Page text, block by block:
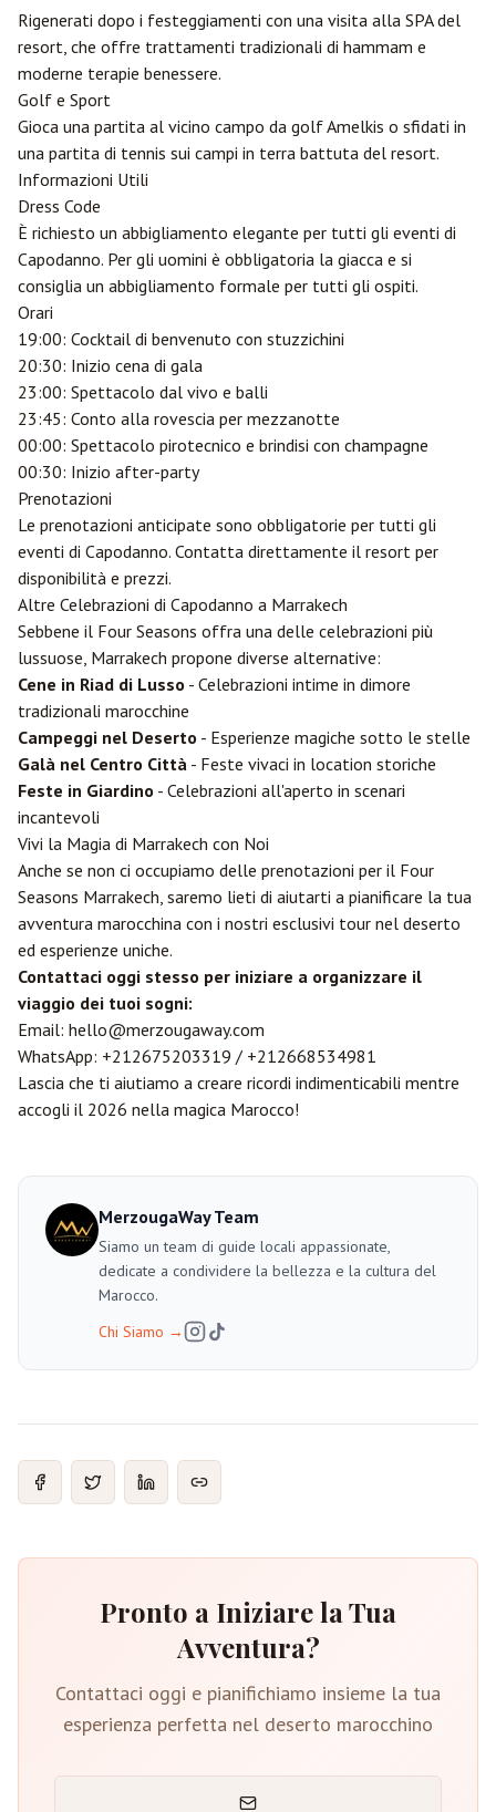
Rigenerati dopo i festeggiamenti con una visita alla SPA del
resort, che offre trattamenti tradizionali di hammam e
moderne terapie benessere.
Golf e Sport
Gioca una partita al vicino campo da golf Amelkis o sfidati in
una partita di tennis sui campi in terra battuta del resort.
Informazioni Utili
Dress Code
È richiesto un abbigliamento elegante per tutti gli eventi di
Capodanno. Per gli uomini è obbligatoria la giacca e si
consiglia un abbigliamento formale per tutti gli ospiti.
Orari
19:00: Cocktail di benvenuto con stuzzichini
20:30: Inizio cena di gala
23:00: Spettacolo dal vivo e balli
23:45: Conto alla rovescia per mezzanotte
00:00: Spettacolo pirotecnico e brindisi con champagne
00:30: Inizio after-party
Prenotazioni
Le prenotazioni anticipate sono obbligatorie per tutti gli
eventi di Capodanno. Contatta direttamente il resort per
disponibilità e prezzi.
Altre Celebrazioni di Capodanno a Marrakech
Sebbene il Four Seasons offra una delle celebrazioni più
lussuose, Marrakech propone diverse alternative:
Cene in Riad di Lusso - Celebrazioni intime in dimore
tradizionali marocchine
Campeggi nel Deserto - Esperienze magiche sotto le stelle
Galà nel Centro Città - Feste vivaci in location storiche
Feste in Giardino - Celebrazioni all'aperto in scenari
incantevoli
Vivi la Magia di Marrakech con Noi
Anche se non ci occupiamo delle prenotazioni per il Four
Seasons Marrakech, saremo lieti di aiutarti a pianificare la tua
avventura marocchina con i nostri esclusivi tour nel deserto
ed esperienze uniche.
Contattaci oggi stesso per iniziare a organizzare il
viaggio dei tuoi sogni:
Email: hello@merzougaway.com
WhatsApp: +212675203319 / +212668534981
Lascia che ti aiutiamo a creare ricordi indimenticabili mentre
accogli il 2026 nella magica Marocco!
MerzougaWay Team
Siamo un team di guide locali appassionate,
dedicate a condividere la bellezza e la cultura del
Marocco.
Chi Siamo →
Pronto a Iniziare la Tua
Avventura?
Contattaci oggi e pianifichiamo insieme la tua
esperienza perfetta nel deserto marocchino